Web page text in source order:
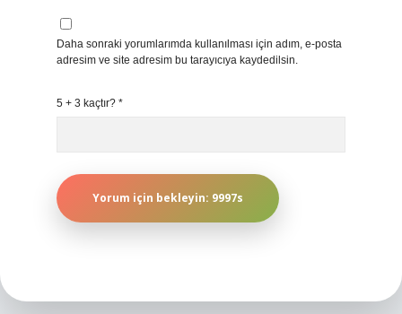
Daha sonraki yorumlarımda kullanılması için adım, e-posta
adresim ve site adresim bu tarayıcıya kaydedilsin.
5 + 3 kaçtır? *